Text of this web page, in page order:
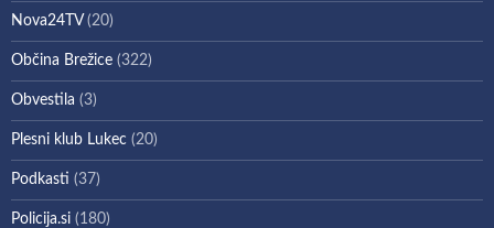
Nova24TV(20)
Občina Brežice (322)
Obvestila (3)
Plesni klub Lukec (20)
Podkasti (37)
Policija.si (180)